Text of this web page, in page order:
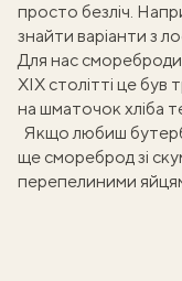
просто безліч.
знайти варіанти з
Для нас
XIX столітті це був
на шматочок хліба
Якщо любиш
ще смореброд зі
перепелиними